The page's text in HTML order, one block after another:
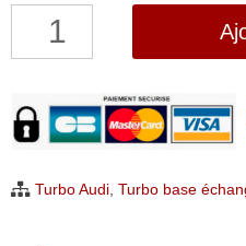
quantité
Audi
A3
TDI
Turbo Audi, Turbo base